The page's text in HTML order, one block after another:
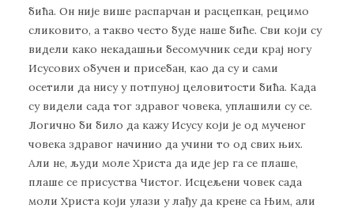
бића. Он није више распарчан и расцепкан, рецимо
сликовито, а такво често буде наше биће. Сви који су
видели како некадашњи бесомучник седи крај ногу
Исусових обучен и присебан, као да су и сами
осетили да нису у потпуној целовитости бића. Када
су видели сада тог здравог човека, уплашили су се.
Логично би било да кажу Исусу који је од мученог
човека здравог начинио да учини то од свих њих.
Али не, људи моле Христа да иде јер га се плаше,
плаше се присуства Чистог. Исцељени човек сада
моли Христа који улази у лађу да крене са Њим, али